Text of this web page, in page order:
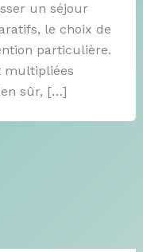
un séjour
le choix de
particulière.
multipliées
sûr, […]